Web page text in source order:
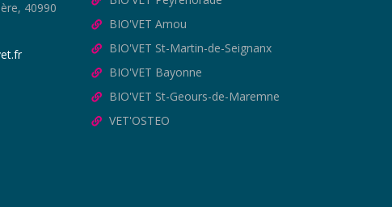
40990
BIO'VET Amou
BIO'VET St-Martin-de-Seignanx
BIO'VET Bayonne
BIO'VET St-Geours-de-Maremne
VET'OSTEO